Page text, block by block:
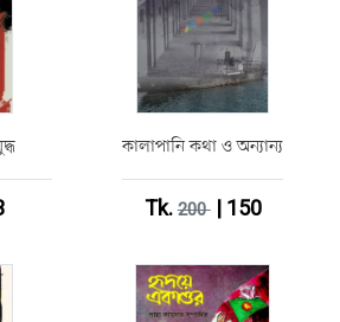
কালাপানি কথা ও অন্যান্য
Tk.200| 150